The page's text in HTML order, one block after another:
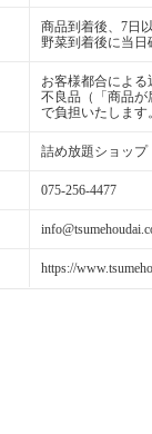
商品到着後、7日
野菜到着後に当日
お客様都合による
不良品（「商品
で負担いたします。
詰め放題ショップ
075-256-4477
https://